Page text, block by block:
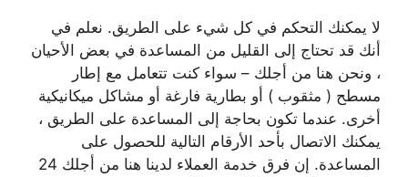
لا يمكنك التحكم في كل شيء على الطريق. نعلم في
أنك قد تحتاج إلى القليل من المساعدة في بعض الأحيان
، ونحن هنا من أجلك – سواء كنت تتعامل مع إطار
مسطح ( مثقوب ) أو بطارية فارغة أو مشاكل ميكانيكية
أخرى. عندما تكون بحاجة إلى المساعدة على الطريق ،
يمكنك الاتصال بأحد الأرقام التالية للحصول على
المساعدة. إن فرق خدمة العملاء لدينا هنا من أجلك 24